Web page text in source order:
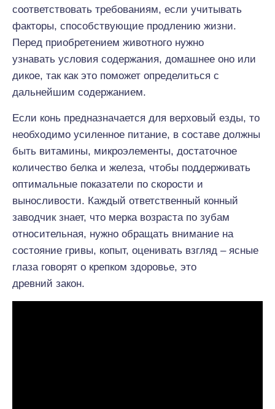
соответствовать требованиям, если учитывать
факторы, способствующие продлению жизни.
Перед приобретением животного нужно
узнавать условия содержания, домашнее оно или
дикое, так как это поможет определиться с
дальнейшим содержанием.
Если конь предназначается для верховый езды, то
необходимо усиленное питание, в составе должны
быть витамины, микроэлементы, достаточное
количество белка и железа, чтобы поддерживать
оптимальные показатели по скорости и
выносливости. Каждый ответственный конный
заводчик знает, что мерка возраста по зубам
относительная, нужно обращать внимание на
состояние гривы, копыт, оценивать взгляд – ясные
глаза говорят о крепком здоровье, это
древний закон.